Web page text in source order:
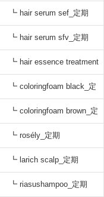
┗ hair serum sef_定期
┗ hair serum sfv_定期
┗ hair essence treatment
dr_定期
┗ coloringfoam black_定
期
┗ coloringfoam brown_定
期
┗ rosély_定期
┗ larich scalp_定期
┗ riasushampoo_定期